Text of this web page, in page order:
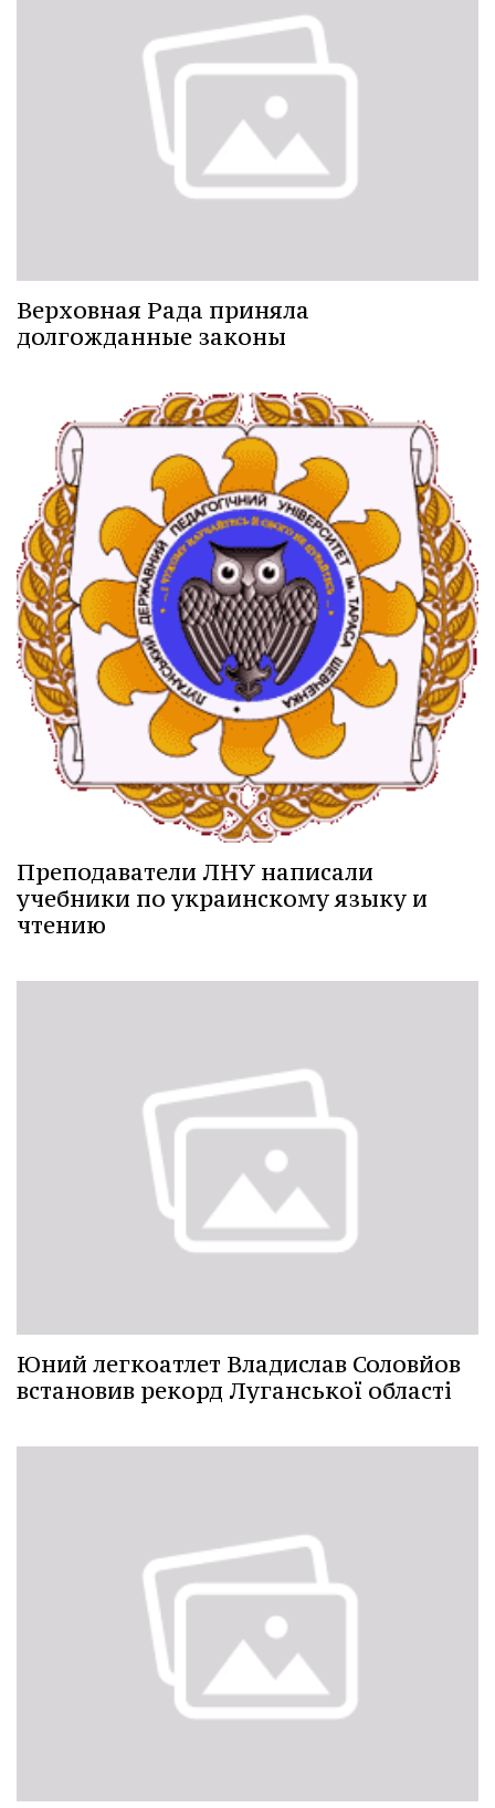
Верховная Рада приняла
долгожданные законы
Преподаватели ЛНУ написали
учебники по украинскому языку и
чтению
Юний легкоатлет Владислав Соловйов
встановив рекорд Луганської області